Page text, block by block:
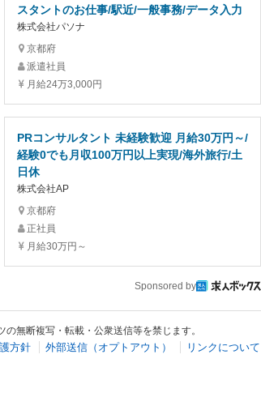
スタントのお仕事/駅近/一般事務/データ入力
株式会社パソナ
京都府
派遣社員
月給24万3,000円
PRコンサルタント 未経験歓迎 月給30万円～/
経験0でも月収100万円以上実現/海外旅行/土
日休
株式会社AP
京都府
正社員
月給30万円～
Sponsored by
無断複写・転載・公衆送信等を禁じます。
方針 外部送信（オプトアウト） リンクについて